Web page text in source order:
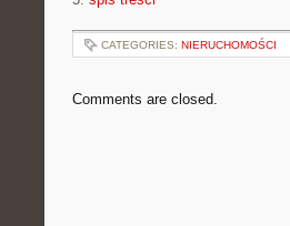
CATEGORIES: NIERUCHOMOŚCI
Comments are closed.